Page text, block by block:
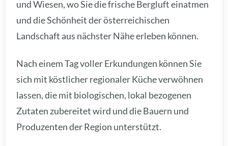
und Wiesen, wo Sie die frische Bergluft einatmen
und die Schönheit der österreichischen
Landschaft aus nächster Nähe erleben können.
Nach einem Tag voller Erkundungen können Sie
sich mit köstlicher regionaler Küche verwöhnen
lassen, die mit biologischen, lokal bezogenen
Zutaten zubereitet wird und die Bauern und
Produzenten der Region unterstützt.